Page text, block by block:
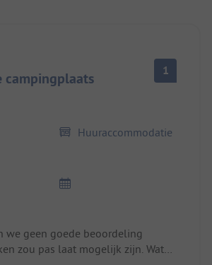
campingplaats 1
Huuraccommodatie
we geen goede beoordeling
zou pas laat mogelijk zijn. Wat